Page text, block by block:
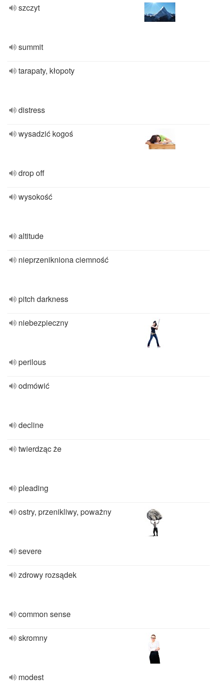
szczyt
summit
tarapaty, kłopoty
distress
wysadzić kogoś
drop off
wysokość
altitude
nieprzenikniona ciemność
pitch darkness
niebezpieczny
perilous
odmówić
decline
twierdząc że
pleading
ostry, przenikliwy, poważny
severe
zdrowy rozsądek
common sense
skromny
modest